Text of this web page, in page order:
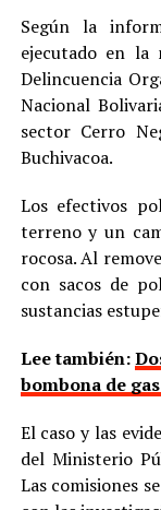
Según la
ejecutado en la
Delincuencia
Nacional
sector Cerro
Buchivacoa.
Los efectivos
terreno y un
rocosa. Al
con sacos de
sustancias
Lee también:
bombona de
El caso y las
del Ministerio
Las comisiones